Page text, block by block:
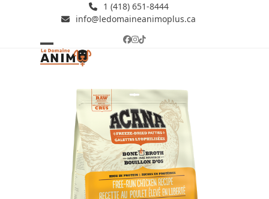
1 (418) 651-8444
info@ledomaineanimoplus.ca
Facebook
Instagram
Tiktok
Open
Close